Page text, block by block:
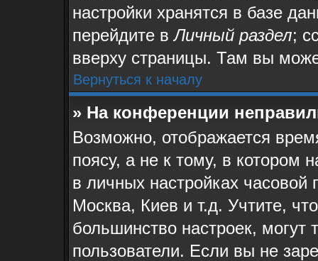
настройки хранятся в базе
перейдите вЛичный раздел;
вверху страницы. Там вы
Вернуться к началу
» На конференции
Возможно, отображается
поясу, а не к тому, в котором
в личных настройках часовой
Москва, Киев и т.д. Учтите,
большинство настроек, могут
пользователи. Если вы не